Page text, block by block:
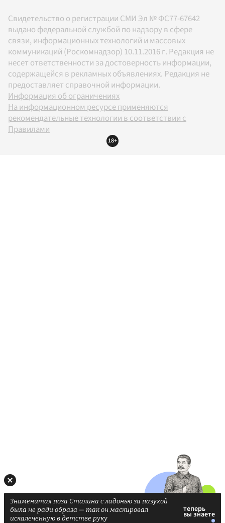
Свидетельство о регистрации СМИ Эл № ФС77-67642
выдано федеральной службой по надзору в сфере
связи, информационных технологий и массовых
коммуникаций (Роскомнадзор) 10.11.2016 г. Редакция не
несет ответственности за достоверность информации,
содержащейся в рекламных объявлениях. Редакция не
предоставляет справочной информации.
Информация об ограничениях
На информационном ресурсе применяются
рекомендательные технологии в соответствии с
Правилами
18+
Знаменитая поза Сталина с ладонью за пазухой
была не ради образа — так он маскировал
искалеченную в детстве руку